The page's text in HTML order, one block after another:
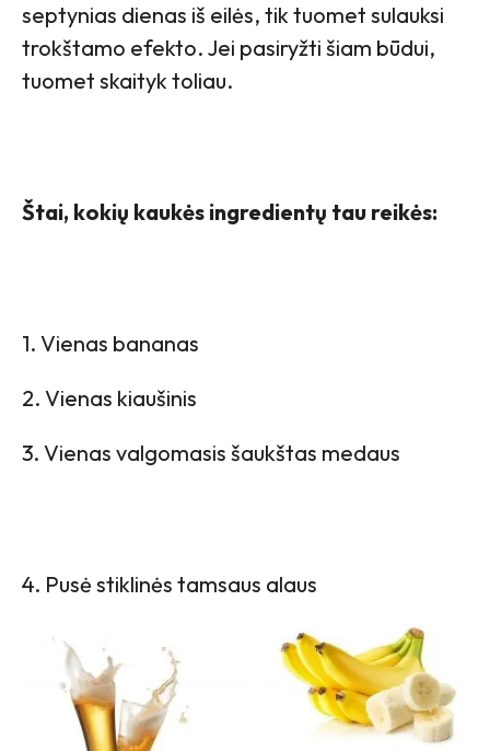
septynias dienas iš eilės, tik tuomet sulauksi
trokštamo efekto. Jei pasiryžti šiam būdui,
tuomet skaityk toliau.
Štai, kokių kaukės ingredientų tau reikės:
1. Vienas bananas
2. Vienas kiaušinis
3. Vienas valgomasis šaukštas medaus
4. Pusė stiklinės tamsaus alaus